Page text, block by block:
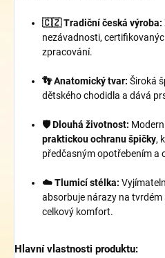
🇨🇿 Tradiční česká výroba:
nezávadnosti,
zpracování.
👣 Anatomický tvar: Široká
dětského chodidla a dává
🛡️ Dlouhá životnost:
praktickou ochranu špičky,
předčasným opotřebením a
☁️ Tlumicí stélka:
absorbuje nárazy na
celkový komfort.
Hlavní vlastnosti produktu: